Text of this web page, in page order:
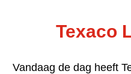
Texaco
Vandaag de dag heeft